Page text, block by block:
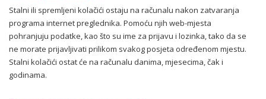
Stalni ili spremljeni kolačići ostaju na računalu nakon zatvaranja
programa internet preglednika. Pomoću njih web-mjesta
pohranjuju podatke, kao što su ime za prijavu i lozinka, tako da se
ne morate prijavljivati prilikom svakog posjeta određenom mjestu.
Stalni kolačići ostat će na računalu danima, mjesecima, čak i
godinama.